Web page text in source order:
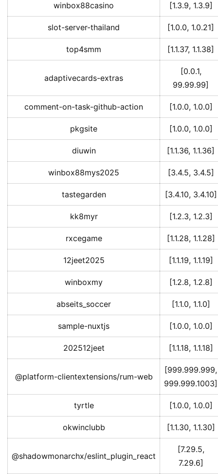
winbox88casino [1.3.9, 1.3.9]
slot-server-thailand [1.0.0, 1.0.21]
top4smm [1.1.37, 1.1.38]
adaptivecards-extras
[0.0.1,
99.99.99]
comment-on-task-github-action [1.0.0, 1.0.0]
pkgsite [1.0.0, 1.0.0]
diuwin [1.1.36, 1.1.36]
winbox88mys2025 [3.4.5, 3.4.5]
tastegarden [3.4.10, 3.4.10]
kk8myr [1.2.3, 1.2.3]
rxcegame [1.1.28, 1.1.28]
12jeet2025 [1.1.19, 1.1.19]
winboxmy [1.2.8, 1.2.8]
abseits_soccer [1.1.0, 1.1.0]
sample-nuxtjs [1.0.0, 1.0.0]
202512jeet [1.1.18, 1.1.18]
@platform-clientextensions/rum-web
[999.999.999,
999.999.1003]
tyrtle [1.0.0, 1.0.0]
okwinclubb [1.1.30, 1.1.30]
@shadowmonarchx/eslint_plugin_react
[7.29.5,
7.29.6]